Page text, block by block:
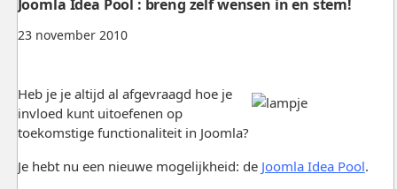
23 november 2010
Joomla Idea Pool : breng zelf wensen in en stem!
Heb je je altijd al afgevraagd hoe je
invloed kunt uitoefenen op
toekomstige functionaliteit in Joomla?
Je hebt nu een nieuwe mogelijkheid: de Joomla Idea Pool.